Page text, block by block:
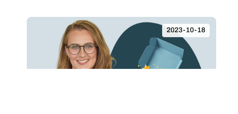
2023-10-18